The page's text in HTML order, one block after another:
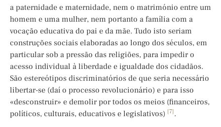
a paternidade e maternidade, nem o matrimónio entre um
homem e uma mulher, nem portanto a família com a
vocação educativa do pai e da mãe. Tudo isto seriam
construções sociais elaboradas ao longo dos séculos, em
particular sob a pressão das religiões, para impedir o
acesso individual à liberdade e igualdade dos cidadãos.
São estereótipos discriminatórios de que seria necessário
libertar-se (daí o processo revolucionário) e para isso
«desconstruir» e demolir por todos os meios (financeiros,
políticos, culturais, educativos e legislativos) [7].